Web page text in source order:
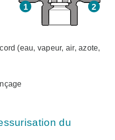
(eau, vapeur, air, azote,
du